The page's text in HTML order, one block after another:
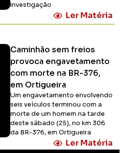
investigação
Ler Matéria
Caminhão sem freios
provoca engavetamento
com morte na BR-376,
em Ortigueira
Um engavetamento envolvendo
seis veículos terminou com a
morte de um homem na tarde
deste sábado (25), no km 306
da BR-376, em Ortigueira
Ler Matéria